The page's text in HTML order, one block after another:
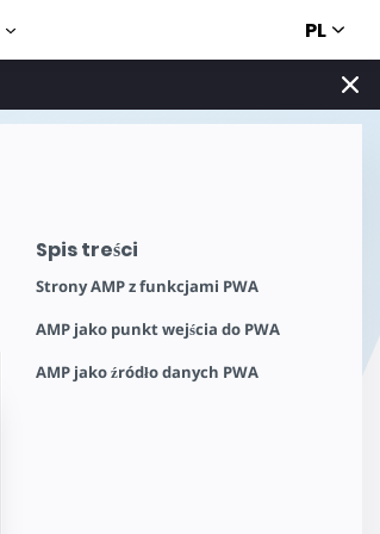
PL
Spis treści
Strony AMP z funkcjami PWA
AMP jako punkt wejścia do PWA
AMP jako źródło danych PWA